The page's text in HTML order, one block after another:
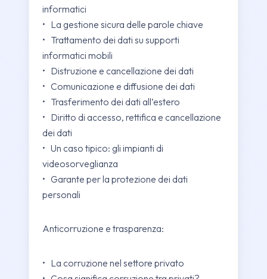
informatici
• La gestione sicura delle parole chiave
• Trattamento dei dati su supporti
informatici mobili
• Distruzione e cancellazione dei dati
• Comunicazione e diffusione dei dati
• Trasferimento dei dati all’estero
• Diritto di accesso, rettifica e cancellazione
dei dati
• Un caso tipico: gli impianti di
videosorveglianza
• Garante per la protezione dei dati
personali
Anticorruzione e trasparenza:
• La corruzione nel settore privato